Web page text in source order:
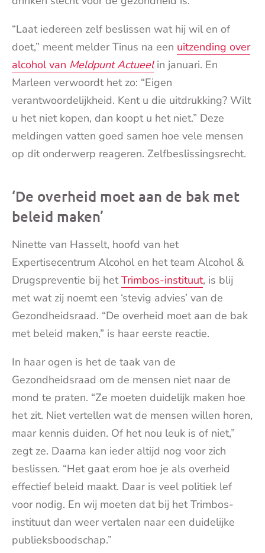
“Laat iedereen zelf beslissen wat hij wil en of
doet,” meent melder Tinus na een uitzending over
alcohol van Meldpunt Actueelin januari. En
Marleen verwoordt het zo: “Eigen
verantwoordelijkheid. Kent u die uitdrukking? Wilt
u het niet kopen, dan koopt u het niet.” Deze
meldingen vatten goed samen hoe vele mensen
op dit onderwerp reageren. Zelfbeslissingsrecht.
‘De overheid moet aan de bak met
beleid maken’
Ninette van Hasselt, hoofd van het
Expertisecentrum Alcohol en het team Alcohol &
Drugspreventie bij hetTrimbos-instituut, is blij
met wat zij noemt een ‘stevig advies’ van de
Gezondheidsraad. “De overheid moet aan de bak
met beleid maken,” is haar eerste reactie.
In haar ogen is het de taak van de
Gezondheidsraad om de mensen niet naar de
mond te praten. “Ze moeten duidelijk maken hoe
het zit. Niet vertellen wat de mensen willen horen,
maar kennis duiden. Of het nou leuk is of niet,”
zegt ze. Daarna kan ieder altijd nog voor zich
beslissen. “Het gaat erom hoe je als overheid
effectief beleid maakt. Daar is veel politiek lef
voor nodig. En wij moeten dat bij het Trimbos-
instituut dan weer vertalen naar een duidelijke
publieksboodschap.”